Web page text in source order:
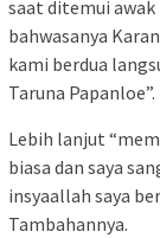
saat ditemui
bahwasanya
kami berdua
Taruna
Lebih lanjut
biasa dan saya
insyaallah saya
Tambahannya.